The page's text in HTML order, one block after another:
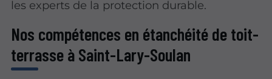
les experts de la protection durable.
Nos compétences en étanchéité de toit-
terrasse à Saint-Lary-Soulan